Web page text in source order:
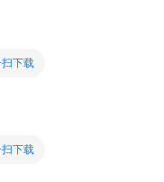
下载
下载